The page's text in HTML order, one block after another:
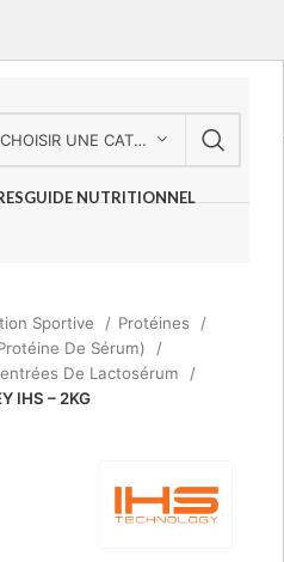
CHOISIR UNE CATÉGORIE
GUIDE NUTRITIONNEL
Sportive
Protéines
De Sérum)
De Lactosérum
IHS – 2KG